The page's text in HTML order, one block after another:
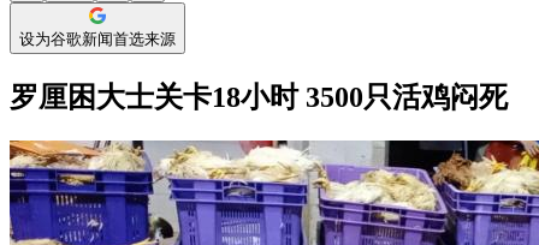
设为谷歌新闻首选来源
罗厘困大士关卡18小时 3500只活鸡闷死